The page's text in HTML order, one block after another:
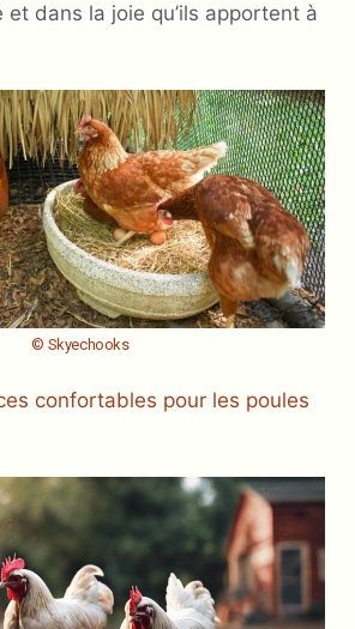
dans la joie qu’ils apportent à
© Skyechooks
confortables pour les poules